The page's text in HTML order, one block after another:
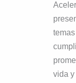
vida y